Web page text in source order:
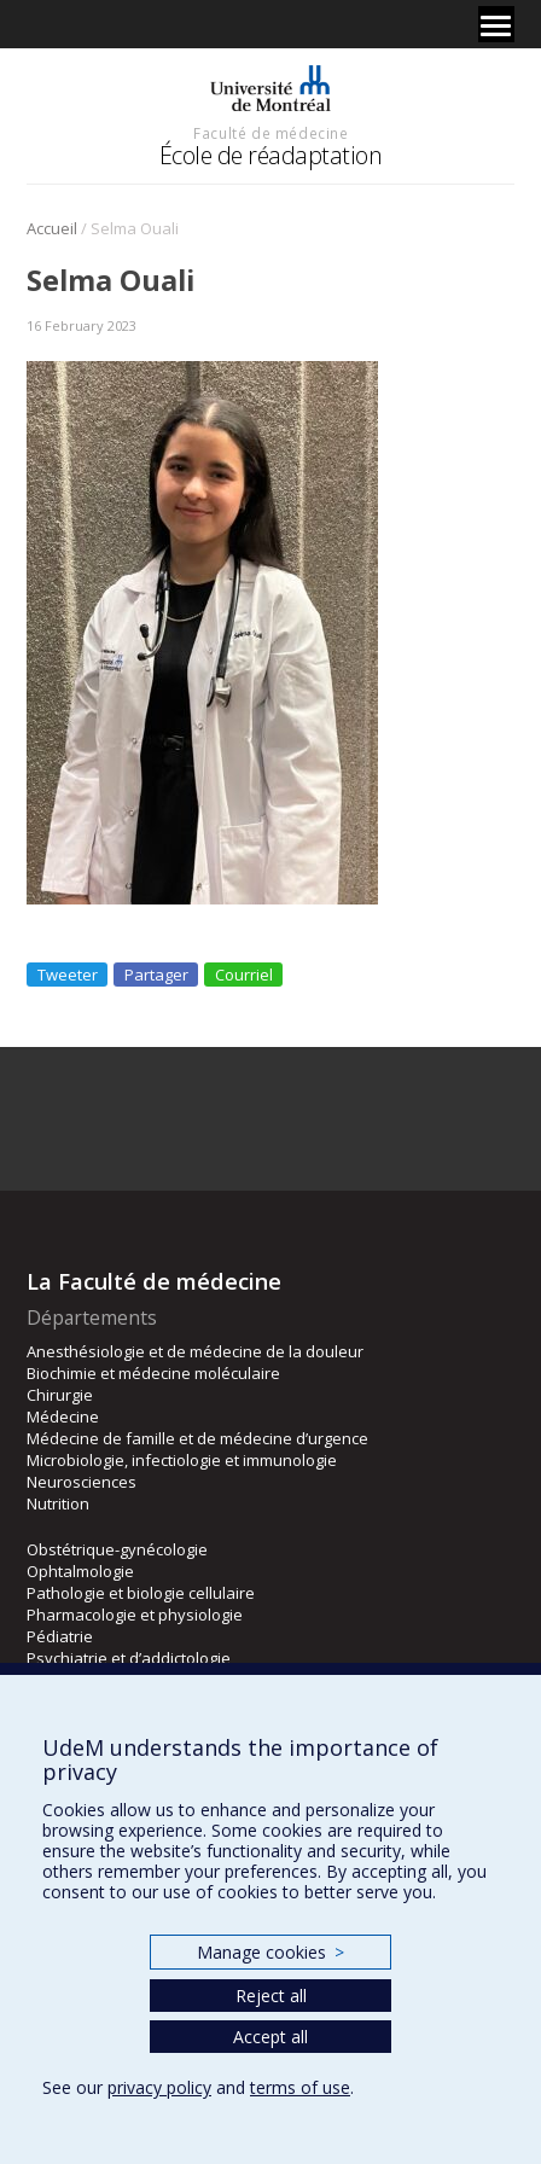
Faculté de médecine
École de réadaptation
Accueil / Selma Ouali
Selma Ouali
16 February 2023
Tweeter Partager Courriel
La Faculté de médecine
Départements
Anesthésiologie et de médecine de la douleur
Biochimie et médecine moléculaire
Chirurgie
Médecine
Médecine de famille et de médecine d’urgence
Microbiologie, infectiologie et immunologie
Neurosciences
Nutrition
Obstétrique-gynécologie
Ophtalmologie
Pathologie et biologie cellulaire
Pharmacologie et physiologie
Pédiatrie
Psychiatrie et d’addictologie
Radiologie, radio-oncologie et médecine nucléaire
Écoles
Orthophonie et audiologie
Réadaptation
Directions
UdeM understands the importance of
privacy
Cookies allow us to enhance and personalize your
browsing experience. Some cookies are required to
ensure the website’s functionality and security, while
others remember your preferences. By accepting all, you
consent to our use of cookies to better serve you.
Manage cookies >
Reject all
Accept all
See our privacy policy andterms of use.